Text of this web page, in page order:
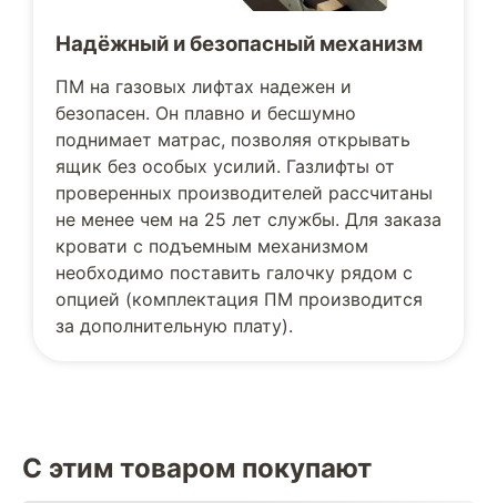
Надёжный и безопасный механизм
ПМ на газовых лифтах надежен и
безопасен. Он плавно и бесшумно
поднимает матрас, позволяя открывать
ящик без особых усилий. Газлифты от
проверенных производителей рассчитаны
не менее чем на 25 лет службы. Для заказа
кровати с подъемным механизмом
необходимо поставить галочку рядом с
опцией (комплектация ПМ производится
за дополнительную плату).
С этим товаром покупают